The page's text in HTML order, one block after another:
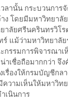
ลานั้น กระบวนการ
ง โดยมีมหาวิทยาลั
าลัยศรีนครินทรวิโ
แม้ว่ามหาวิทยาลั
กรรมการพิจารณาเ
เชื่อถือมากกว่า จึง
เรื่องให้กรมบัญชีก
วามเห็นให้มหาวิท
เนินการ